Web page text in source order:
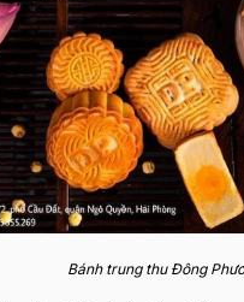
Bánh trung thu Đông